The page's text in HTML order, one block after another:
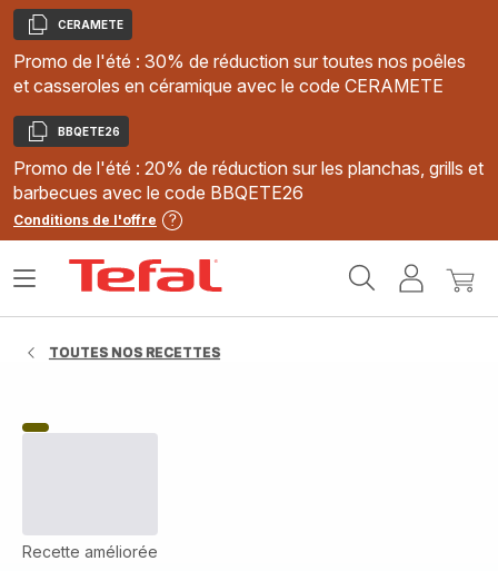
Copier
CERAMETE
Promo de l'été : 30% de réduction sur toutes nos poêles
et casseroles en céramique avec le code CERAMETE
Copier
BBQETE26
Promo de l'été : 20% de réduction sur les planchas, grills et
barbecues avec le code BBQETE26
Conditions de l'offre
MonMon
Ouvrir
TOUTES NOS RECETTES
Recette améliorée